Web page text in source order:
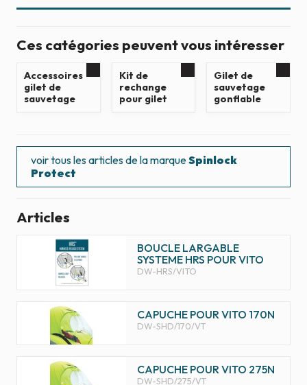
Ces catégories peuvent vous intéresser
Accessoires
gilet de
sauvetage
Kit de
rechange
pour gilet
Gilet de
sauvetage
gonflable
voir tous les articles de la marqueSpinlock
Protect
Articles
BOUCLE LARGABLE
SYSTEME HRS POUR VITO
DW-HRS/VITO
CAPUCHE POUR VITO 170N
DW-SHD/170/VT
CAPUCHE POUR VITO 275N
DW-SHD/275/VT